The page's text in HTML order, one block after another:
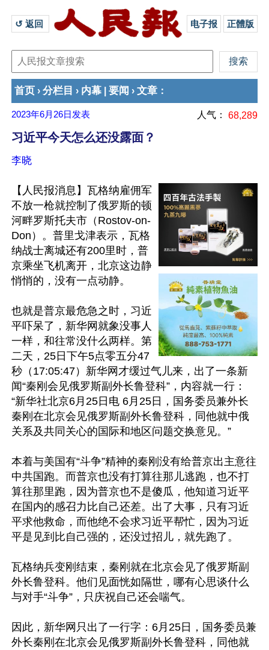
↺ 返回 电子报 正體版
首页 › 分栏目 › 内幕 要闻 › 文章 ：
2023年6月26日 发表 人气： 68,289
习近平今天怎么还没露面？
李晓
【人民报消息】瓦格纳雇佣军
不放一枪就控制了俄罗斯的顿
河畔罗斯托夫市（Rostov-on-
Don）。普里戈津表示，瓦格
纳战士离城还有200里时，普
京乘坐飞机离开，北京这边静
悄悄的，没有一点动静。
也就是普京最危急之时，习近
平吓呆了，新华网就象没事人
一样，和往常没什么两样。第
二天，25日下午5点零五分47
秒（17:05:47）新华网才缓过气儿来，出了一条新
闻“秦刚会见俄罗斯副外长鲁登科”，内容就一行：
“新华社北京6月25日电 6月25日，国务委员兼外长
秦刚在北京会见俄罗斯副外长鲁登科，同他就中俄
关系及共同关心的国际和地区问题交换意见。”
本着与美国有“斗争”精神的秦刚没有给普京出主意往
中共国跑。而普京也没有打算往那儿逃跑，也不打
算往那里跑，因为普京也不是傻瓜，他知道习近平
在国内的感召力比自己还差。出了大事，只有习近
平求他救命，而他绝不会求习近平帮忙，因为习近
平是见到比自己强的，还没过招儿，就先跑了。
瓦格纳兵变刚结束，秦刚就在北京会见了俄罗斯副
外长鲁登科。他们见面恍如隔世，哪有心思谈什么
与对手“斗争”，只庆祝自己还会喘气。
因此，新华网只出了一行字：6月25日，国务委员兼
外长秦刚在北京会见俄罗斯副外长鲁登科，同他就